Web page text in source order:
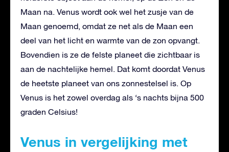
Maan na. Venus wordt ook wel het zusje van de
Maan genoemd, omdat ze net als de Maan een
deel van het licht en warmte van de zon opvangt.
Bovendien is ze de felste planeet die zichtbaar is
aan de nachtelijke hemel. Dat komt doordat Venus
de heetste planeet van ons zonnestelsel is. Op
Venus is het zowel overdag als ‘s nachts bijna 500
graden Celsius!
Venus in vergelijking met